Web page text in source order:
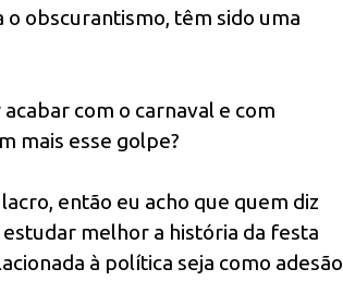
obscurantismo, têm sido uma
com o carnaval e com
mais esse golpe?
então eu acho que quem diz
melhor a história da festa
à política seja como adesão